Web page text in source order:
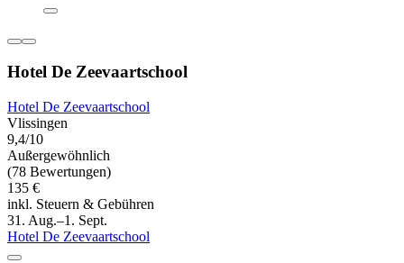
Hotel De Zeevaartschool
Hotel De Zeevaartschool
Vlissingen
9,4/10
Außergewöhnlich
(78 Bewertungen)
135 €
inkl. Steuern & Gebühren
31. Aug.–1. Sept.
Hotel De Zeevaartschool